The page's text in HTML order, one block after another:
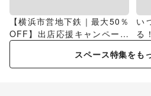
【横浜市営地下鉄｜最大50％
OFF】出店応援キャンペーン
特集
い
る
スペース特集をも